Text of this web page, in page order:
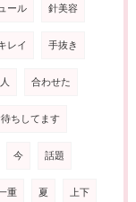
ール 針美容
レイ 手抜き
合わせた
ちしてます
今 話題
重 夏 上下